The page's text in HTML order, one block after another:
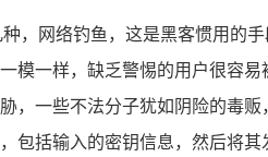
，网络钓鱼，这是黑客惯用的
模一样，缺乏警惕的用户很容
一些不法分子犹如阴险的毒
包括输入的密钥信息，然后将